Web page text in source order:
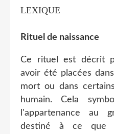
LEXIQUE
Rituel de naissance
Ce rituel est décrit
avoir été placées
mort ou dans
humain. Cela
l'appartenance au
destiné à ce que